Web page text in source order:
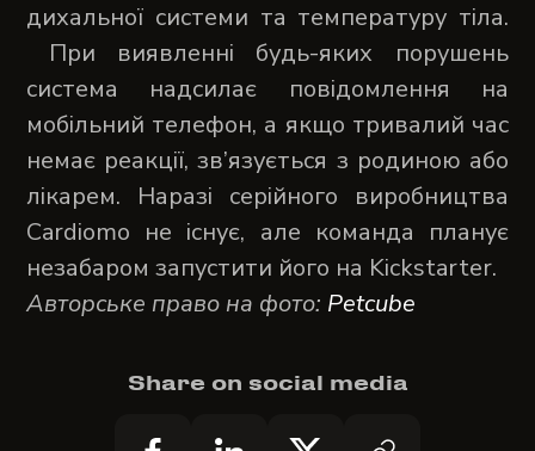
дихальної системи та температуру тіла.
При виявленні будь-яких порушень
система надсилає повідомлення на
мобільний телефон, а якщо тривалий час
немає реакції, зв’язується з родиною або
лікарем. Наразі серійного виробництва
Cardiomo не існує, але команда планує
незабаром запустити його на Kickstarter.
Авторське право на фото: Petcube
Share on social media